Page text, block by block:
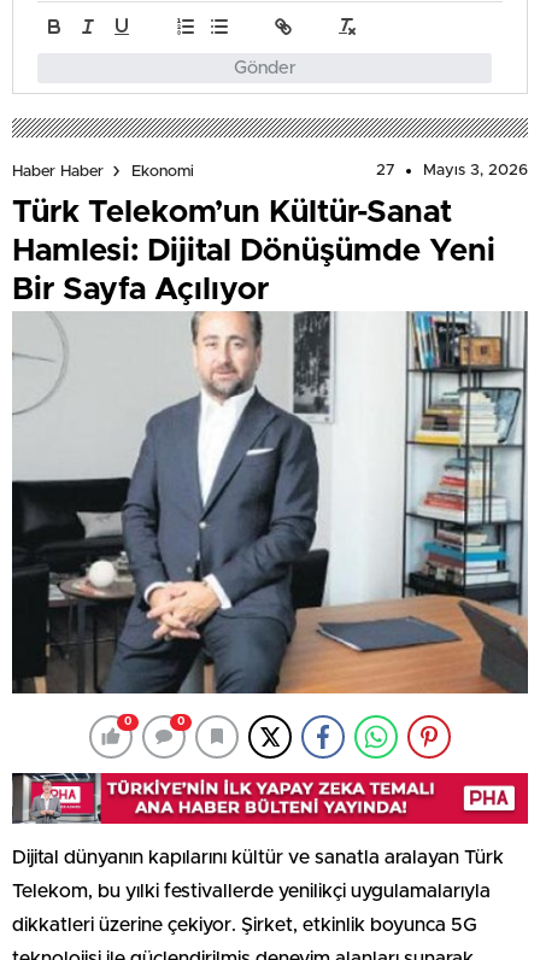
Gönder
Haber Haber Ekonomi 27 Mayıs 3, 2026
Türk Telekom’un Kültür-Sanat
Hamlesi: Dijital Dönüşümde Yeni
Bir Sayfa Açılıyor
0 0
Dijital dünyanın kapılarını kültür ve sanatla aralayan Türk
Telekom, bu yılki festivallerde yenilikçi uygulamalarıyla
dikkatleri üzerine çekiyor. Şirket, etkinlik boyunca 5G